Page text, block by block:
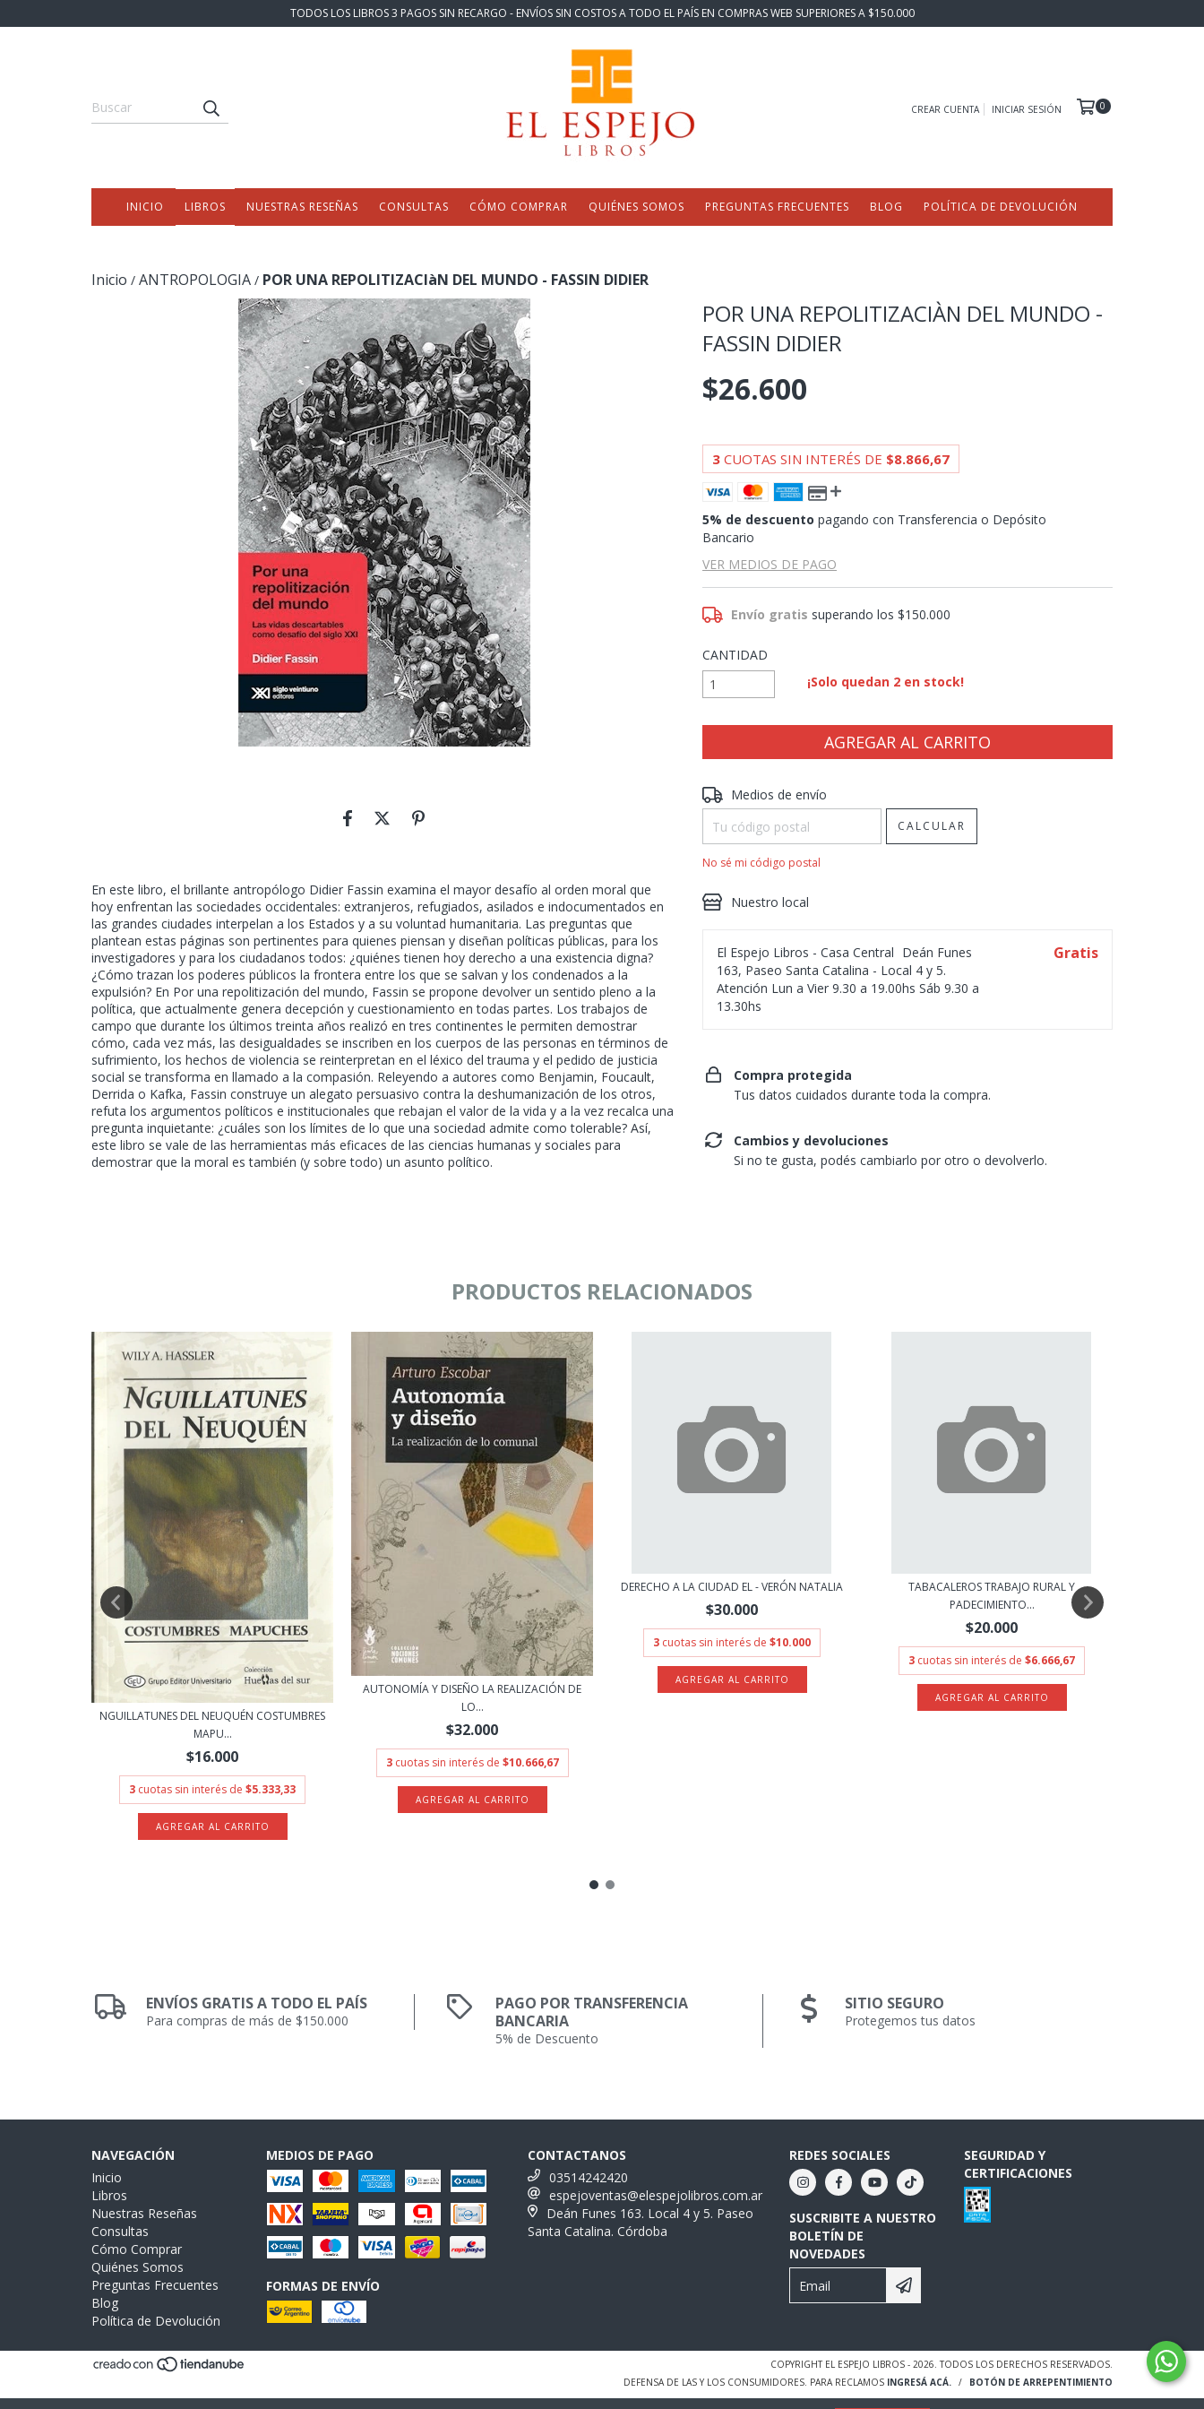
TODOS LOS LIBROS 3 PAGOS SIN RECARGO - ENVÍOS SIN COSTOS A TODO EL PAÍS EN COMPRAS WEB SUPERIORES A $150.000
CREAR CUENTA INICIAR SESIÓN 0
INICIO LIBROS NUESTRAS RESEÑAS CONSULTAS CÓMO COMPRAR QUIÉNES SOMOS PREGUNTAS FRECUENTES BLOG POLÍTICA DE DEVOLUCIÓN
Inicio / ANTROPOLOGIA / POR UNA REPOLITIZACIàN DEL MUNDO - FASSIN DIDIER
En este libro, el brillante antropólogo Didier Fassin examina el mayor desafío al orden moral que
hoy enfrentan las sociedades occidentales: extranjeros, refugiados, asilados e indocumentados en
las grandes ciudades interpelan a los Estados y a su voluntad humanitaria. Las preguntas que
plantean estas páginas son pertinentes para quienes piensan y diseñan políticas públicas, para los
investigadores y para los ciudadanos todos: ¿quiénes tienen hoy derecho a una existencia digna?
¿Cómo trazan los poderes públicos la frontera entre los que se salvan y los condenados a la
expulsión? En Por una repolitización del mundo, Fassin se propone devolver un sentido pleno a la
política, que actualmente genera decepción y cuestionamiento en todas partes. Los trabajos de
campo que durante los últimos treinta años realizó en tres continentes le permiten demostrar
cómo, cada vez más, las desigualdades se inscriben en los cuerpos de las personas en términos de
sufrimiento, los hechos de violencia se reinterpretan en el léxico del trauma y el pedido de justicia
social se transforma en llamado a la compasión. Releyendo a autores como Benjamin, Foucault,
Derrida o Kafka, Fassin construye un alegato persuasivo contra la deshumanización de los otros,
refuta los argumentos políticos e institucionales que rebajan el valor de la vida y a la vez recalca una
pregunta inquietante: ¿cuáles son los límites de lo que una sociedad admite como tolerable? Así,
este libro se vale de las herramientas más eficaces de las ciencias humanas y sociales para
demostrar que la moral es también (y sobre todo) un asunto político.
POR UNA REPOLITIZACIÀN DEL MUNDO -
FASSIN DIDIER
$26.600
3 CUOTAS SIN INTERÉS DE $8.866,67
5% de descuento pagando con Transferencia o Depósito
Bancario
VER MEDIOS DE PAGO
Envío gratis superando los$150.000
CANTIDAD
¡Solo quedan 2 en stock!
Entregas para el CP:
Medios de envío
CALCULAR
No sé mi código postal
Nuestro local
El Espejo Libros - Casa Central Deán Funes
163, Paseo Santa Catalina - Local 4 y 5.
Atención Lun a Vier 9.30 a 19.00hs Sáb 9.30 a
13.30hs
Gratis
Compra protegida
Tus datos cuidados durante toda la compra.
Cambios y devoluciones
Si no te gusta, podés cambiarlo por otro o devolverlo.
PRODUCTOS RELACIONADOS
NGUILLATUNES DEL NEUQUÉN COSTUMBRES
MAPU...
$16.000
3 cuotas sin interés de $5.333,33
AUTONOMÍA Y DISEÑO LA REALIZACIÓN DE
LO...
$32.000
3 cuotas sin interés de $10.666,67
DERECHO A LA CIUDAD EL - VERÓN NATALIA
$30.000
3 cuotas sin interés de $10.000
TABACALEROS TRABAJO RURAL Y
PADECIMIENTO...
$20.000
3 cuotas sin interés de $6.666,67
ENVÍOS GRATIS A TODO EL PAÍS
Para compras de más de $150.000
PAGO POR TRANSFERENCIA
BANCARIA
5% de Descuento
SITIO SEGURO
Protegemos tus datos
NAVEGACIÓN
Inicio
Libros
Nuestras Reseñas
Consultas
Cómo Comprar
Quiénes Somos
Preguntas Frecuentes
Blog
Política de Devolución
MEDIOS DE PAGO
FORMAS DE ENVÍO
CONTACTANOS
03514242420
espejoventas@elespejolibros.com.ar
Deán Funes 163. Local 4 y 5. Paseo
Santa Catalina. Córdoba
REDES SOCIALES
SUSCRIBITE A NUESTRO
BOLETÍN DE
NOVEDADES
SEGURIDAD Y
CERTIFICACIONES
COPYRIGHT EL ESPEJO LIBROS - 2026. TODOS LOS DERECHOS RESERVADOS.
DEFENSA DE LAS Y LOS CONSUMIDORES. PARA RECLAMOS INGRESÁ ACÁ. / BOTÓN DE ARREPENTIMIENTO